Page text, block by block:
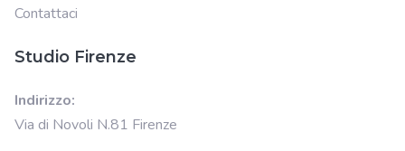
Contattaci
Studio Firenze
Indirizzo:
Via di Novoli N.81 Firenze